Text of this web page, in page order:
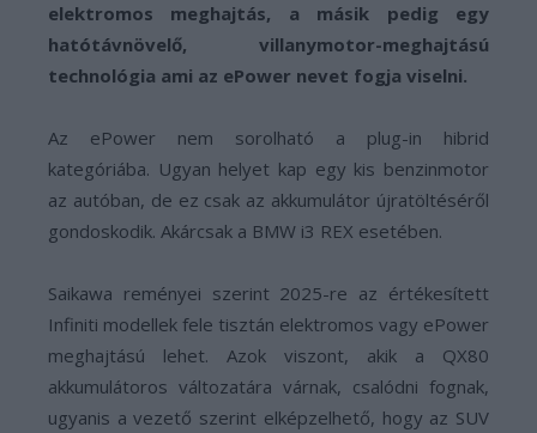
elektromos meghajtás, a másik pedig egy
hatótávnövelő, villanymotor-meghajtású
technológia ami az ePower nevet fogja viselni.
Az ePower nem sorolható a plug-in hibrid
kategóriába. Ugyan helyet kap egy kis benzinmotor
az autóban, de ez csak az akkumulátor újratöltéséről
gondoskodik. Akárcsak a BMW i3 REX esetében.
Saikawa reményei szerint 2025-re az értékesített
Infiniti modellek fele tisztán elektromos vagy ePower
meghajtású lehet. Azok viszont, akik a QX80
akkumulátoros változatára várnak, csalódni fognak,
ugyanis a vezető szerint elképzelhető, hogy az SUV